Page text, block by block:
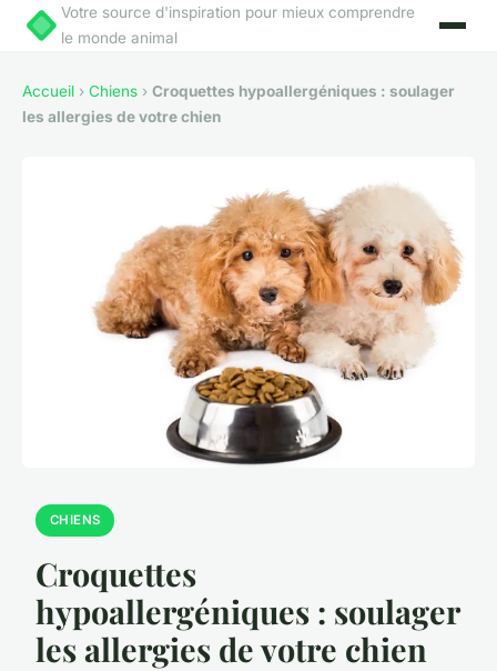
Votre source d'inspiration pour mieux comprendre
le monde animal
Accueil › Chiens › Croquettes hypoallergéniques : soulager
les allergies de votre chien
CHIENS
Croquettes
hypoallergéniques : soulager
les allergies de votre chien